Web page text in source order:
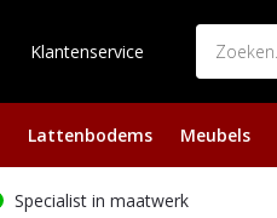
Klantenservice
Lattenbodems Meubels
Specialist in maatwerk